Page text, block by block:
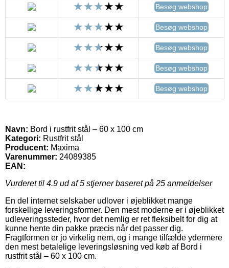
Besøg webshop
Besøg webshop
Besøg webshop
Besøg webshop
Besøg webshop
Navn: Bord i rustfrit stål – 60 x 100 cm
Kategori: Rustfrit stål
Producent: Maxima
Varenummer: 24089385
EAN:
Vurderet til 4.9 ud af 5 stjerner baseret på 25 anmeldelser
En del internet selskaber udlover i øjeblikket mange
forskellige leveringsformer. Den mest moderne er i øjeblikket
udleveringssteder, hvor det nemlig er ret fleksibelt for dig at
kunne hente din pakke præcis når det passer dig.
Fragtformen er jo virkelig nem, og i mange tilfælde ydermere
den mest betalelige leveringsløsning ved køb af Bord i
rustfrit stål – 60 x 100 cm.